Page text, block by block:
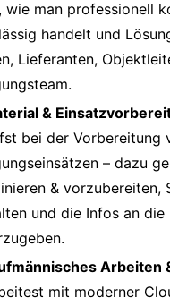
wie man professionell
handelt und
Lieferanten,
&
bei der Vorbereitung
– dazu
& vorzubereiten,
und die Infos an die
Arbeiten
mit moderner